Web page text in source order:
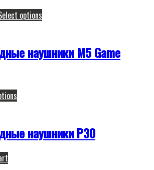
options
наушники M5 Game
наушники P30